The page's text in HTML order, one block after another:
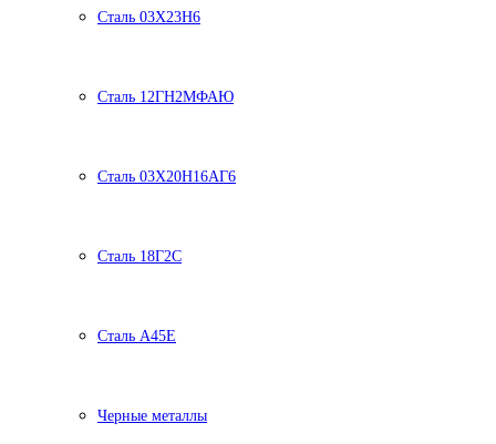
Сталь 03Х23Н6
Сталь 12ГН2МФАЮ
Сталь 03Х20Н16АГ6
Сталь 18Г2С
Сталь А45Е
Черные металлы